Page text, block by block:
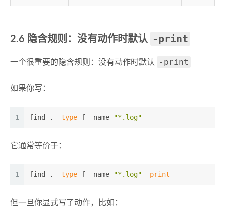
2.6 隐含规则：没有动作时默认 -print
一个很重要的隐含规则：没有动作时默认 -print
如果你写：
1 find . -type f -name "*.log"
它通常等价于：
1 find . -type f -name "*.log" -print
但一旦你显式写了动作，比如：